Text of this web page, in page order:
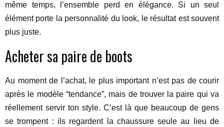
même temps, l’ensemble perd en élégance. Si un seul
élément porte la personnalité du look, le résultat est souvent
plus juste.
Acheter sa paire de boots
Au moment de l’achat, le plus important n’est pas de courir
après le modèle “tendance”, mais de trouver la paire qui va
réellement servir ton style. C’est là que beaucoup de gens
se trompent : ils regardent la chaussure seule au lieu de